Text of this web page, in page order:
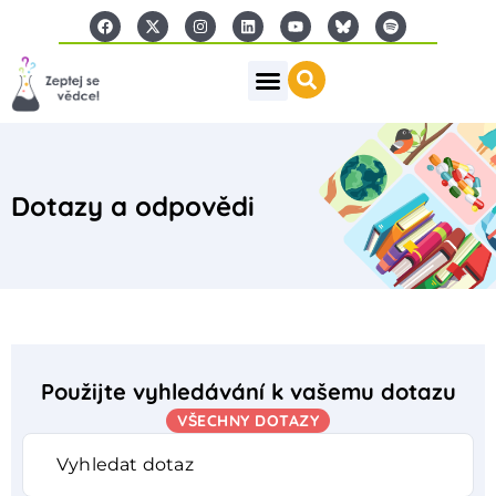
Dotazy a odpovědi
Použijte vyhledávání k vašemu dotazu
VŠECHNY DOTAZY